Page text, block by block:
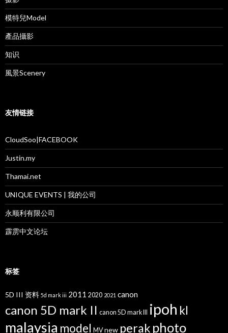
模特兒Model
產品攝影
知识
風景Scenery
友情链接
CloudSoo|FACEBOOK
Justin.my
Thamai.net
UNIQUE EVENTS | 我的公司
永顺利有限公司
霹雳中文论坛
标签
5D III 资料 5d mark iii 2011 2020 2021 canon
canon 5D mark II canon 5D mark III ipoh kl
malaysia model MV new perak photo